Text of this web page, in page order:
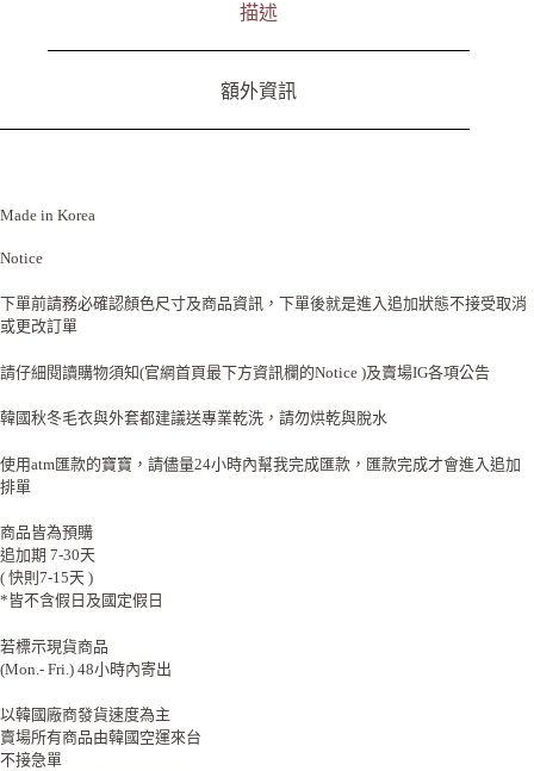
描述
額外資訊
Made in Korea
Notice
下單前請務必確認顏色尺寸及商品資訊，下單後就是進入追加狀態不接受取消
或更改訂單
請仔細閱讀購物須知(官網首頁最下方資訊欄的Notice )及賣場IG各項公告
韓國秋冬毛衣與外套都建議送專業乾洗，請勿烘乾與脫水
使用atm匯款的寶寶，請儘量24小時內幫我完成匯款，匯款完成才會進入追加
排單
商品皆為預購
追加期 7-30天
( 快則7-15天 )
*皆不含假日及國定假日
若標示現貨商品
(Mon.- Fri.) 48小時內寄出
以韓國廠商發貨速度為主
賣場所有商品由韓國空運來台
不接急單